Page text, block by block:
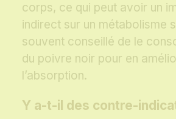
corps, ce qui peut avoir un
indirect sur un métabolisme
souvent conseillé de le
du poivre noir pour en
l’absorption.
Y a-t-il des contre-